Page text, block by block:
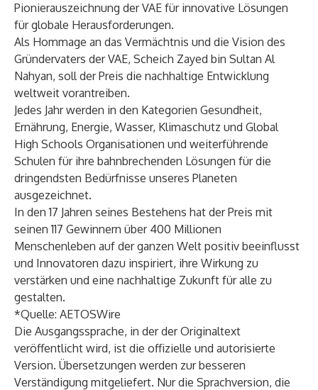
Pionierauszeichnung der VAE für innovative Lösungen
für globale Herausforderungen.
Als Hommage an das Vermächtnis und die Vision des
Gründervaters der VAE, Scheich Zayed bin Sultan Al
Nahyan, soll der Preis die nachhaltige Entwicklung
weltweit vorantreiben.
Jedes Jahr werden in den Kategorien Gesundheit,
Ernährung, Energie, Wasser, Klimaschutz und Global
High Schools Organisationen und weiterführende
Schulen für ihre bahnbrechenden Lösungen für die
dringendsten Bedürfnisse unseres Planeten
ausgezeichnet.
In den 17 Jahren seines Bestehens hat der Preis mit
seinen 117 Gewinnern über 400 Millionen
Menschenleben auf der ganzen Welt positiv beeinflusst
und Innovatoren dazu inspiriert, ihre Wirkung zu
verstärken und eine nachhaltige Zukunft für alle zu
gestalten.
*Quelle: AETOSWire
Die Ausgangssprache, in der der Originaltext
veröffentlicht wird, ist die offizielle und autorisierte
Version. Übersetzungen werden zur besseren
Verständigung mitgeliefert. Nur die Sprachversion, die